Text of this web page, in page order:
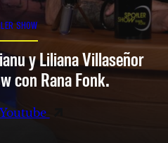
SHOW
y Liliana Villaseñor
con Rana Fonk.